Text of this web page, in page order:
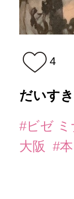
4
だいす
#ビゼ ミ
大阪
#